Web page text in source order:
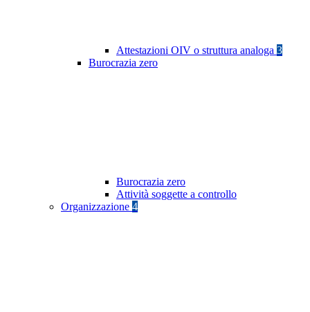
Attestazioni OIV o struttura analoga 3
Burocrazia zero
Burocrazia zero
Attività soggette a controllo
Organizzazione 4